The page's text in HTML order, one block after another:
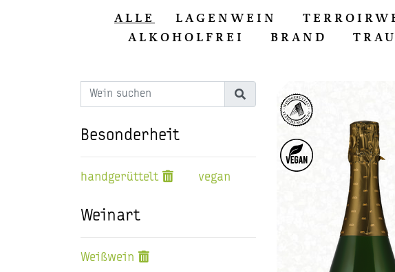
ALLE LAGENWEIN
ALKOHOLFREI
BRAND
Besonderheit
handgerüttelt vegan
Weinart
Weißwein